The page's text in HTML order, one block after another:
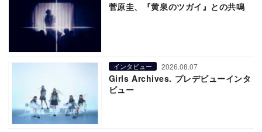
菅原圭、『黄泉のツガイ』との共鳴
インタビュー 2026.08.07
Girls Archives. プレデビューインタ
ビュー